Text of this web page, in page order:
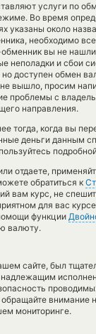
услуги по
Во время
указаны около
необходимо
вы не
неполадки и сбои
доступен обмен
вышло, просим
проблемы с
направления.
тогда, когда вы
деньги данным
отдаете,
обратиться к
вам курс, не
для вас
функции
валюту.
сайте, был
внимание
мониторинге.